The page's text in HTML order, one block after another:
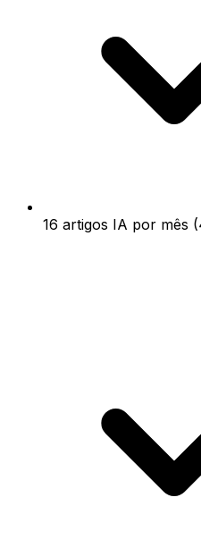
16 artigos IA por mês